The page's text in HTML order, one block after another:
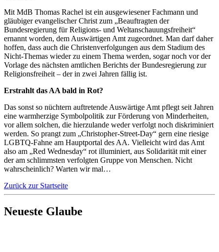
Mit MdB Thomas Rachel ist ein ausgewiesener Fachmann und
gläubiger evangelischer Christ zum „Beauftragten der
Bundesregierung für Religions- und Weltanschauungsfreiheit“
ernannt worden, dem Auswärtigen Amt zugeordnet. Man darf daher
hoffen, dass auch die Christenverfolgungen aus dem Stadium des
Nicht-Themas wieder zu einem Thema werden, sogar noch vor der
Vorlage des nächsten amtlichen Berichts der Bundesregierung zur
Religionsfreiheit – der in zwei Jahren fällig ist.
Erstrahlt das AA bald in Rot?
Das sonst so nüchtern auftretende Auswärtige Amt pflegt seit Jahren
eine warmherzige Symbolpolitik zur Förderung von Minderheiten,
vor allem solchen, die hierzulande weder verfolgt noch diskriminiert
werden. So prangt zum „Christopher-Street-Day“ gern eine riesige
LGBTQ-Fahne am Hauptportal des AA. Vielleicht wird das Amt
also am „Red Wednesday“ rot illuminiert, aus Solidarität mit einer
der am schlimmsten verfolgten Gruppe von Menschen. Nicht
wahrscheinlich? Warten wir mal…
Zurück zur Startseite
Neueste Glaube